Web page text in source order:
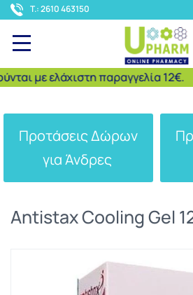
T.: 2610 463150
με ελάχιστη παραγγελία 12€.
Προτάσεις Δώρων
για Άνδρες
Antistax Cooling Gel